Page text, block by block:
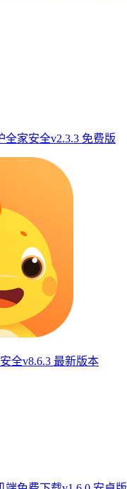
家安全v2.3.3 免费版
全v8.6.3 最新版本